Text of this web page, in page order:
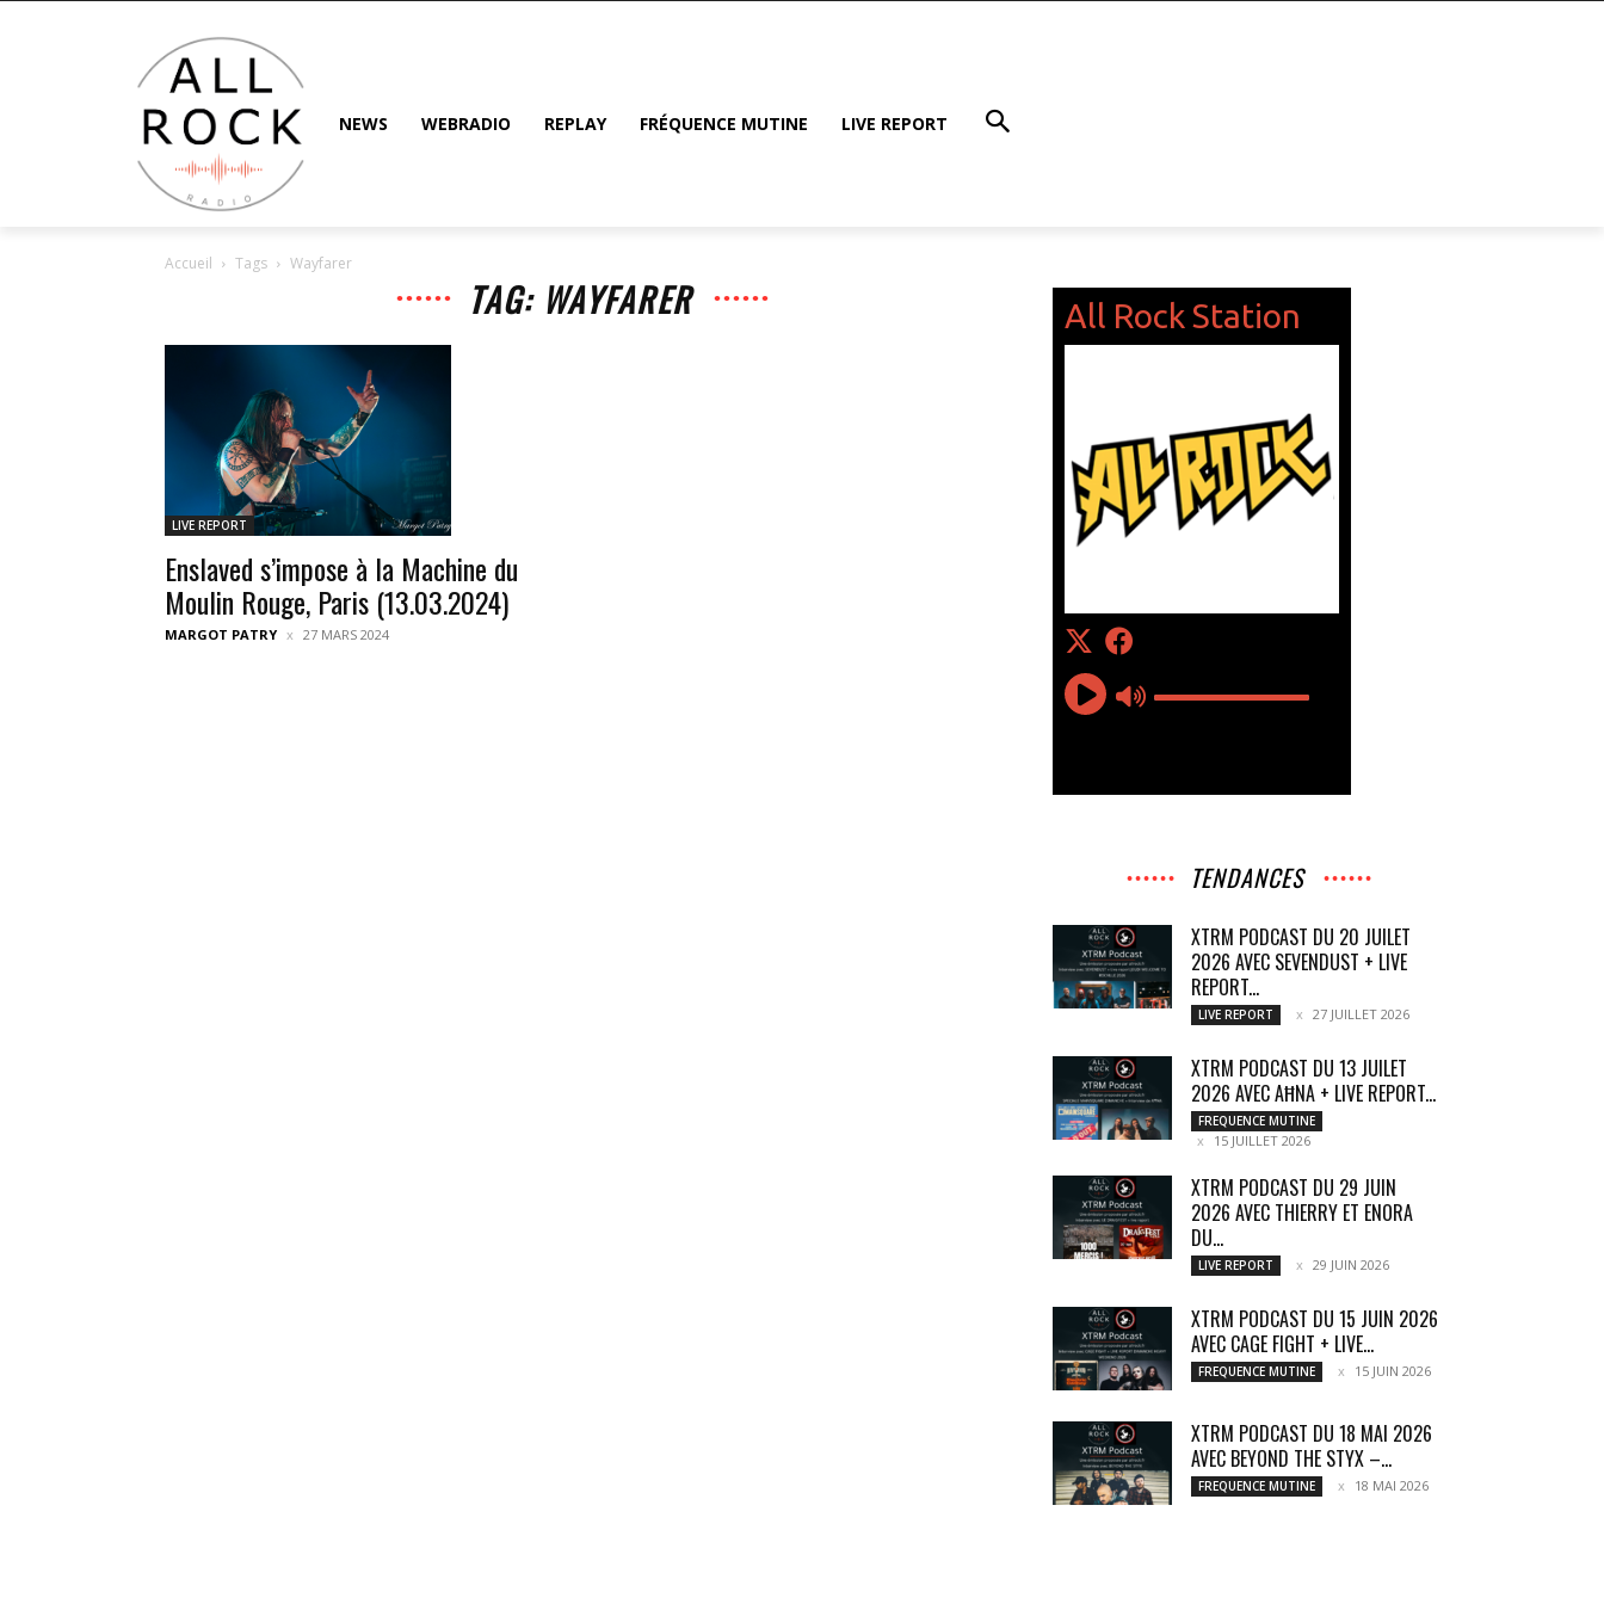
NEWS WEBRADIO REPLAY FRÉQUENCE MUTINE LIVE REPORT
Accueil Tags Wayfarer
TAG: WAYFARER
LIVE REPORT
Enslaved s’impose à la Machine du
Moulin Rouge, Paris (13.03.2024)
MARGOT PATRY 27 MARS 2024
TENDANCES
XTRM PODCAST DU 20 JUILET
2026 AVEC SEVENDUST + LIVE
REPORT...
LIVE REPORT 27 JUILLET 2026
XTRM PODCAST DU 13 JUILET
2026 AVEC AĦNA + LIVE REPORT...
FREQUENCE MUTINE
15 JUILLET 2026
XTRM PODCAST DU 29 JUIN
2026 AVEC THIERRY ET ENORA
DU...
LIVE REPORT 29 JUIN 2026
XTRM PODCAST DU 15 JUIN 2026
AVEC CAGE FIGHT + LIVE...
FREQUENCE MUTINE 15 JUIN 2026
XTRM PODCAST DU 18 MAI 2026
AVEC BEYOND THE STYX –...
FREQUENCE MUTINE 18 MAI 2026